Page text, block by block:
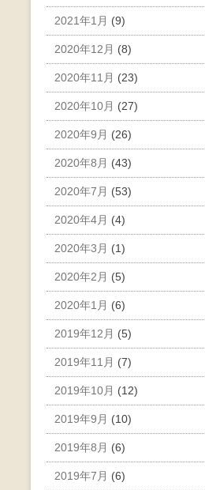
2021年1月 (9)
2020年12月 (8)
2020年11月 (23)
2020年10月 (27)
2020年9月 (26)
2020年8月 (43)
2020年7月 (53)
2020年4月 (4)
2020年3月 (1)
2020年2月 (5)
2020年1月 (6)
2019年12月 (5)
2019年11月 (7)
2019年10月 (12)
2019年9月 (10)
2019年8月 (6)
2019年7月 (6)